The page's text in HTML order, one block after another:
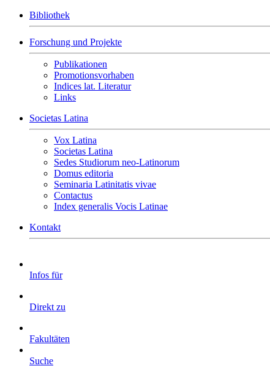
Bibliothek
Forschung und Projekte
Publikationen
Promotionsvorhaben
Indices lat. Literatur
Links
Societas Latina
Vox Latina
Societas Latina
Sedes Studiorum neo-Latinorum
Domus editoria
Seminaria Latinitatis vivae
Contactus
Index generalis Vocis Latinae
Kontakt
Infos für
Direkt zu
Fakultäten
Suche